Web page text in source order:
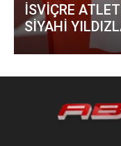
İSVİÇRE
SİYAHİ